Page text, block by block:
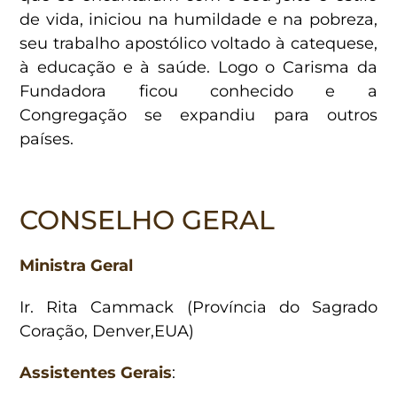
de vida, iniciou na humildade e na pobreza,
seu trabalho apostólico voltado à catequese,
à educação e à saúde. Logo o Carisma da
Fundadora ficou conhecido e a
Congregação se expandiu para outros
países.
CONSELHO GERAL
Ministra Geral
Ir. Rita Cammack (Província do Sagrado
Coração, Denver,EUA)
Assistentes Gerais: